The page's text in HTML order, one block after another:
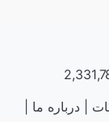
|درباره ما